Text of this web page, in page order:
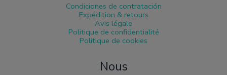
Condiciones de contratación
Expédition & retours
Avis légale
Politique de confidentialité
Politique de cookies
Nous